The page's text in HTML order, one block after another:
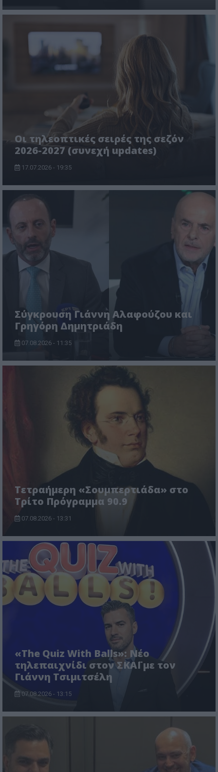
Οι τηλεοπτικές σειρές της σεζόν
2026-2027 (συνεχή updates)
17.07.2026 - 19:35
Σύγκρουση Γιάννη Αλαφούζου και
Γρηγόρη Δημητριάδη
07.08.2026 - 11:35
Τετραήμερη «Σουμπερτιάδα» στο
Τρίτο Πρόγραμμα 90.9
07.08.2026 - 13:31
«The Quiz With Balls»: Νέο
τηλεπαιχνίδι στον ΣΚΑΪ με τον
Γιάννη Τσιμιτσέλη
07.08.2026 - 13:15